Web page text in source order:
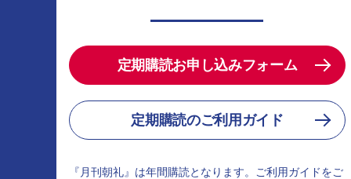
定期購読お申し込みフォーム
定期購読のご利用ガイド
『月刊朝礼』は年間購読となります。ご利用ガイドをご